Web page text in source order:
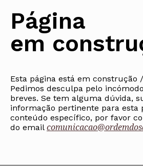
Nacional
Conselho Fiscal
Conselho Diretivo Regional
Conselho de Disciplina
Regional
Colégios
CAU
Protocolos
Institucionais
Protocolos Comerciais
SILUC
Apoio
Madeira
Açores
Notícias
Centro
Lisboa e Vale do Tejo
Alentejo
Algarve
Madeira
Açores
Página
em
Esta página está em construção
Pedimos desculpa pelo
breves. Se tem alguma dúvida,
informação pertinente para esta
conteúdo específico, por favor
do email